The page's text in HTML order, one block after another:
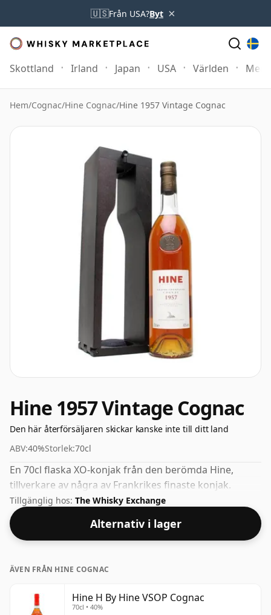
🇺🇸Från USA?Byt ×
Skottland Irland Japan USA Världen Mer
Hem/Cognac/Hine Cognac/Hine 1957 Vintage Cognac
Hine 1957 Vintage Cognac
Den här återförsäljaren skickar kanske inte till ditt land
ABV:40%Storlek:70cl
En 70cl flaska XO-konjak från den berömda Hine,
tillverkare av några av Frankrikes finaste konjak.
Tillgänglig hos: The Whisky Exchange
Alternativ i lager
ÄVEN FRÅN HINE COGNAC
Hine H By Hine VSOP Cognac
70cl • 40%